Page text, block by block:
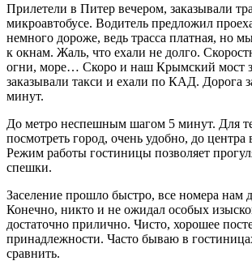
Прилетели в Питер вечером, заказывали
микроавтобусе. Водитель предложил
немного дороже, ведь трасса платная, но
к окнам. Жаль, что ехали не долго.
огни, море… Скоро и наш Крымский мост
заказывали такси и ехали по КАД. Дорога
минут.
До метро неспешным шагом 5 минут. Для
посмотреть город, очень удобно, до центра
Режим работы гостиницы позволяет
спешки.
Заселение прошло быстро, все номера нам
Конечно, никто и не ожидал особых
достаточно прилично. Чисто, хорошее
принадлежности. Часто бываю в
сравнить.